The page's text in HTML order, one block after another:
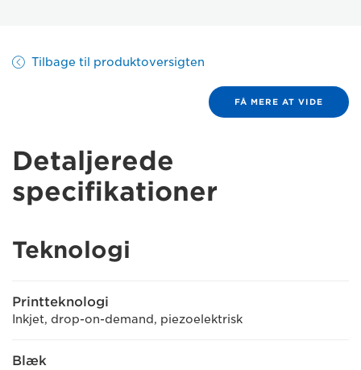
Tilbage til produktoversigten
FÅ MERE AT VIDE
Detaljerede
specifikationer
Teknologi
Printteknologi
Inkjet, drop-on-demand, piezoelektrisk
Blæk